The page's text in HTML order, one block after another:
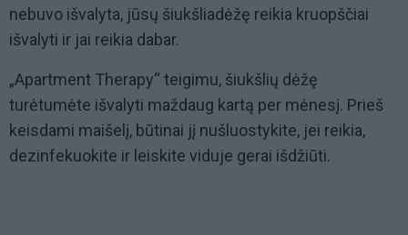
nebuvo išvalyta, jūsų šiukšliadėžę reikia kruopščiai
išvalyti ir jai reikia dabar.
„Apartment Therapy“ teigimu, šiukšlių dėžę
turėtumėte išvalyti maždaug kartą per mėnesį. Prieš
keisdami maišelį, būtinai jį nušluostykite, jei reikia,
dezinfekuokite ir leiskite viduje gerai išdžiūti.